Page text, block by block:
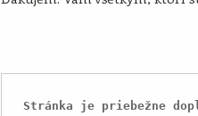
Stránka je priebežne